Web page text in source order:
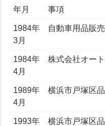
年月 事項
1984年
3月
自動車用品販
1984年
4月
株式会社オー
1989年
4月
横浜市戸塚区
1993年
横浜市戸塚区